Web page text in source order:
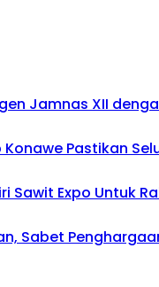
Jamnas XII
Pastikan
Sawit Expo Untuk
Sabet